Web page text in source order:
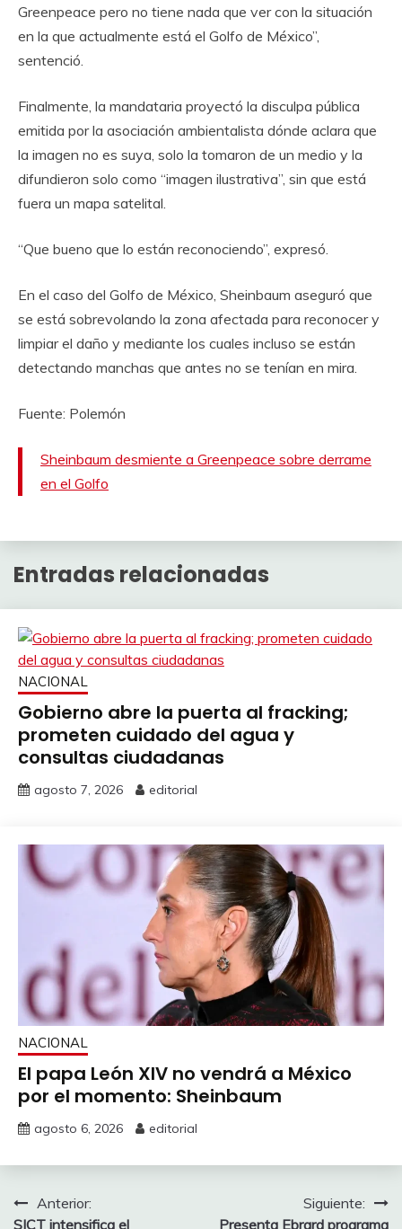
Greenpeace pero no tiene nada que ver con la situación
en la que actualmente está el Golfo de México”,
sentenció.
Finalmente, la mandataria proyectó la disculpa pública
emitida por la asociación ambientalista dónde aclara que
la imagen no es suya, solo la tomaron de un medio y la
difundieron solo como “imagen ilustrativa”, sin que está
fuera un mapa satelital.
“Que bueno que lo están reconociendo”, expresó.
En el caso del Golfo de México, Sheinbaum aseguró que
se está sobrevolando la zona afectada para reconocer y
limpiar el daño y mediante los cuales incluso se están
detectando manchas que antes no se tenían en mira.
Fuente: Polemón
Sheinbaum desmiente a Greenpeace sobre derrame
en el Golfo
Entradas relacionadas
NACIONAL
Gobierno abre la puerta al fracking;
prometen cuidado del agua y
consultas ciudadanas
agosto 7, 2026 editorial
NACIONAL
El papa León XIV no vendrá a México
por el momento: Sheinbaum
agosto 6, 2026 editorial
Navegación
Anterior:
SICT intensifica el
Siguiente:
Presenta Ebrard programa